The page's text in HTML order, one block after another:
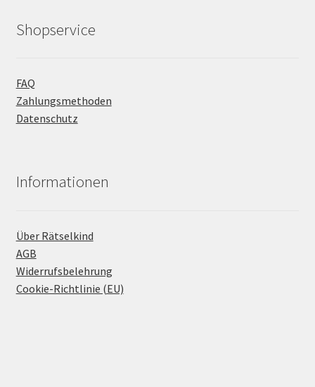
Shopservice
FAQ
Zahlungsmethoden
Datenschutz
Informationen
Über Rätselkind
AGB
Widerrufsbelehrung
Cookie-Richtlinie (EU)